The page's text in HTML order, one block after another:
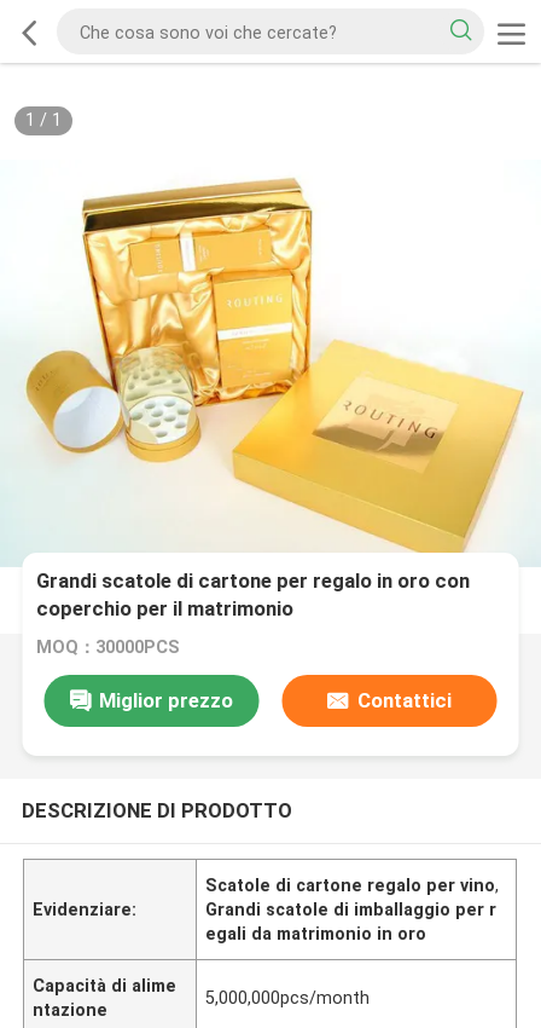
1 / 1
Grandi scatole di cartone per regalo in oro con
coperchio per il matrimonio
MOQ：30000PCS
Miglior prezzo Contattici
DESCRIZIONE DI PRODOTTO
Evidenziare:
Scatole di cartone regalo per vino,
Grandi scatole di imballaggio per r
egali da matrimonio in oro
Capacità di alime
ntazione
5,000,000pcs/month